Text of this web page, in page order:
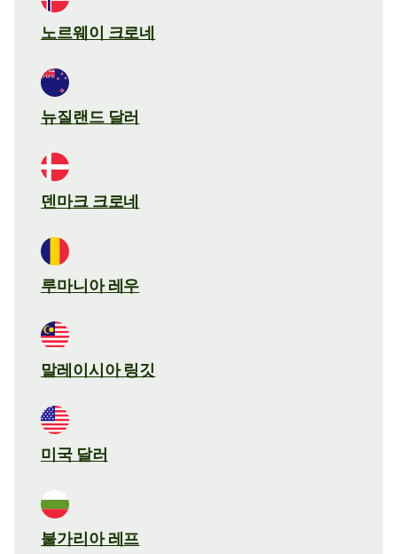
노르웨이 크로네
뉴질랜드 달러
덴마크 크로네
루마니아 레우
말레이시아 링깃
미국 달러
불가리아 레프